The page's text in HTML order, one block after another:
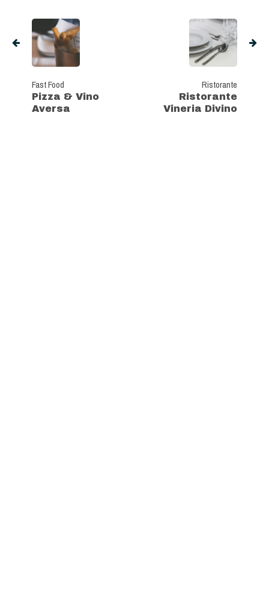
Fast Food
Pizza & Vino
Aversa
Ristorante
Ristorante
Vineria Divino